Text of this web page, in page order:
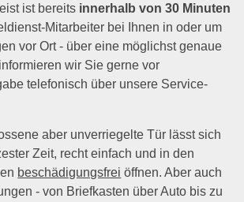
ist bereits innerhalb von 30 Minuten
Mitarbeiter bei Ihnen in oder um
vor Ort - über eine möglichst genaue
wir Sie gerne vor
telefonisch über unsere Service-
aber unverriegelte Tür lässt sich
Zeit, recht einfach und in den
beschädigungsfrei öffnen. Aber auch
- von Briefkasten über Auto bis zu